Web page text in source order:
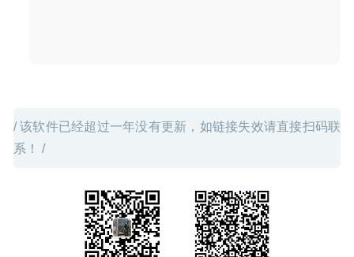
/ 该软件已经超过一年没有更新，如链接失效请直接扫码联
系！ /